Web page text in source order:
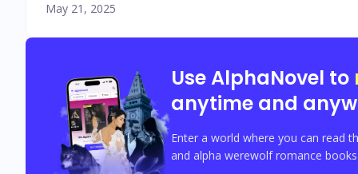
May 21, 2025
Use AlphaNovel to
anytime and
Enter a world where you can read
and alpha werewolf romance